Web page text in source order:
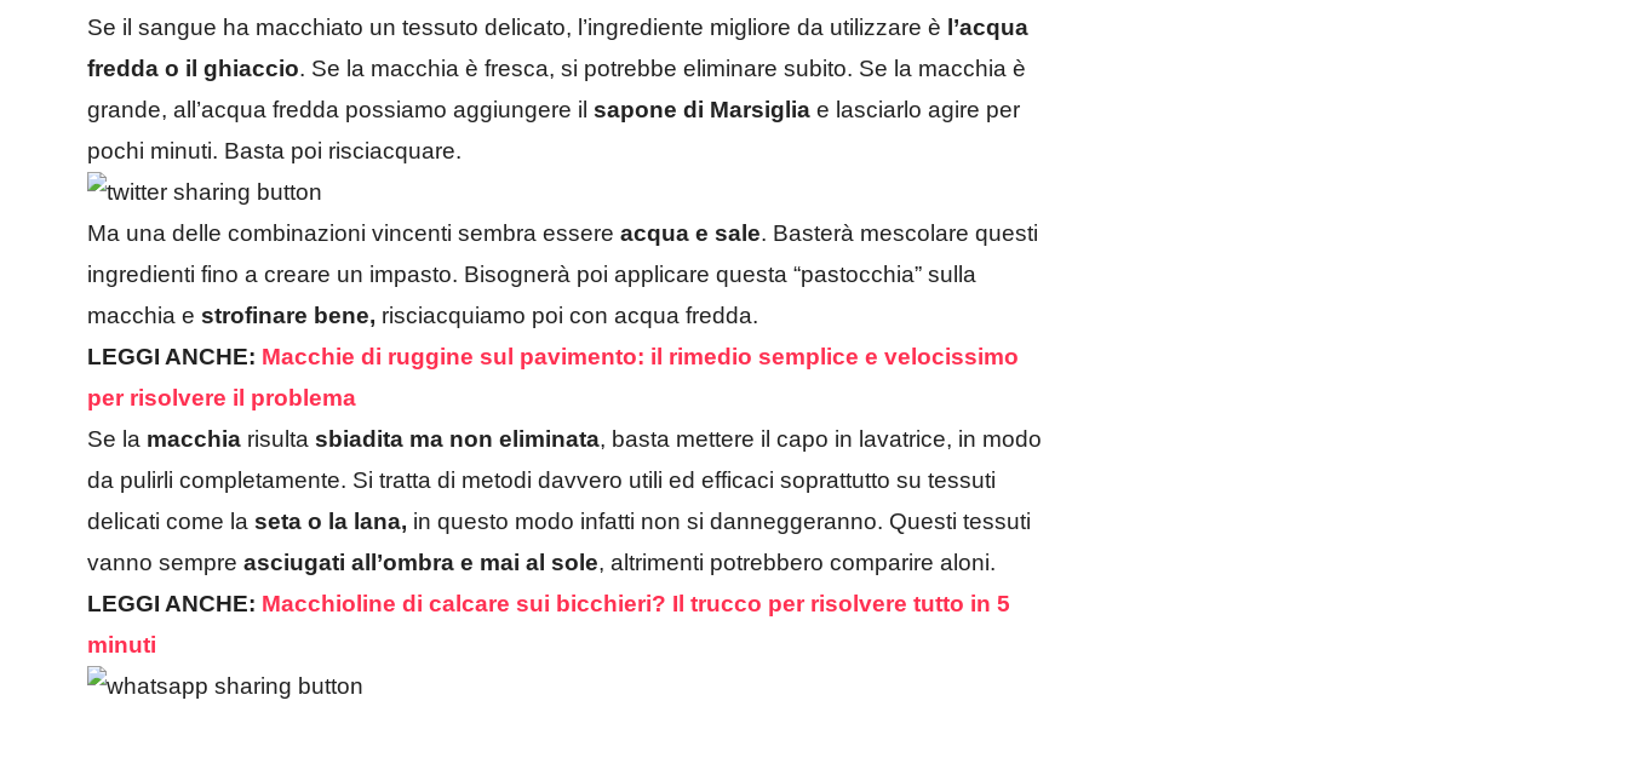
Se il sangue ha macchiato un tessuto delicato, l’ingrediente migliore da utilizzare è l’acqua
fredda o il ghiaccio. Se la macchia è fresca, si potrebbe eliminare subito. Se la macchia è
grande, all’acqua fredda possiamo aggiungere il sapone di Marsiglia e lasciarlo agire per
pochi minuti. Basta poi risciacquare.
Ma una delle combinazioni vincenti sembra essere acqua e sale. Basterà mescolare questi
ingredienti fino a creare un impasto. Bisognerà poi applicare questa “pastocchia” sulla
macchia e strofinare bene, risciacquiamo poi con acqua fredda.
LEGGI ANCHE: Macchie di ruggine sul pavimento: il rimedio semplice e velocissimo
per risolvere il problema
Se la macchia risulta sbiadita ma non eliminata, basta mettere il capo in lavatrice, in modo
da pulirli completamente. Si tratta di metodi davvero utili ed efficaci soprattutto su tessuti
delicati come la seta o la lana, in questo modo infatti non si danneggeranno. Questi tessuti
vanno sempre asciugati all’ombra e mai al sole, altrimenti potrebbero comparire aloni.
LEGGI ANCHE: Macchioline di calcare sui bicchieri? Il trucco per risolvere tutto in 5
minuti